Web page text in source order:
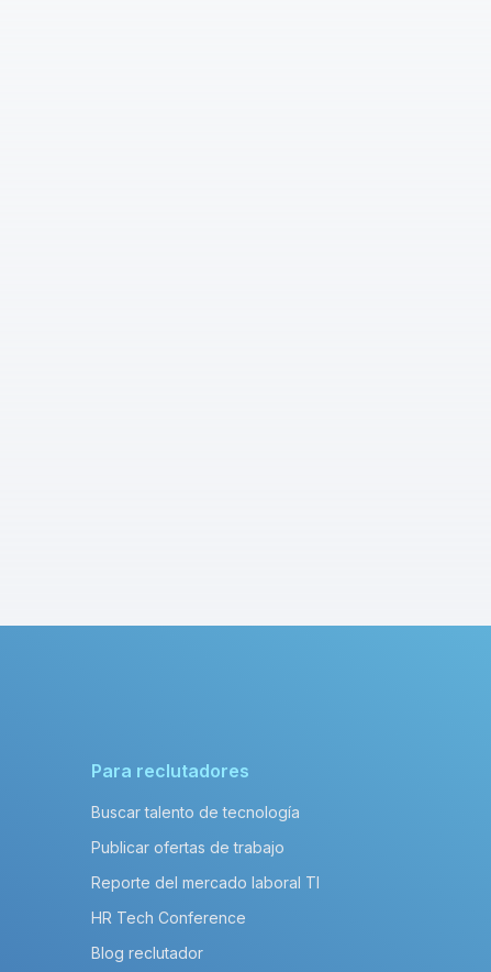
Para reclutadores
Buscar talento de tecnología
Publicar ofertas de trabajo
Reporte del mercado laboral TI
HR Tech Conference
Blog reclutador